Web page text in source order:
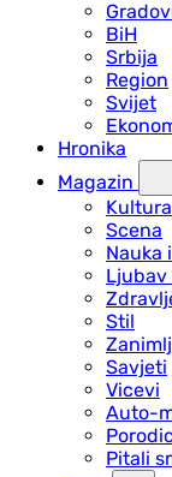
BiH
Srbija
Region
Svijet
Hronika
Magazin
Kultura
Scena
Nauka
Ljubav
Stil
Savjeti
Vicevi
Auto-
Pitali